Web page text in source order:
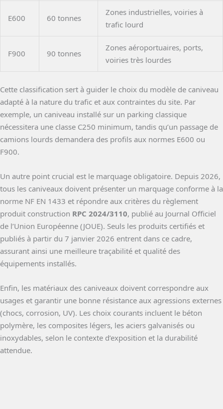
E600 60 tonnes
Zones industrielles, voiries à
trafic lourd
F900 90 tonnes
Zones aéroportuaires, ports,
voiries très lourdes
Cette classification sert à guider le choix du modèle de caniveau
adapté à la nature du trafic et aux contraintes du site. Par
exemple, un caniveau installé sur un parking classique
nécessitera une classe C250 minimum, tandis qu’un passage de
camions lourds demandera des profils aux normes E600 ou
F900.
Un autre point crucial est le marquage obligatoire. Depuis 2026,
tous les caniveaux doivent présenter un marquage conforme à la
norme NF EN 1433 et répondre aux critères du règlement
produit construction RPC 2024/3110, publié au Journal Officiel
de l’Union Européenne (JOUE). Seuls les produits certifiés et
publiés à partir du 7 janvier 2026 entrent dans ce cadre,
assurant ainsi une meilleure traçabilité et qualité des
équipements installés.
Enfin, les matériaux des caniveaux doivent correspondre aux
usages et garantir une bonne résistance aux agressions externes
(chocs, corrosion, UV). Les choix courants incluent le béton
polymère, les composites légers, les aciers galvanisés ou
inoxydables, selon le contexte d’exposition et la durabilité
attendue.